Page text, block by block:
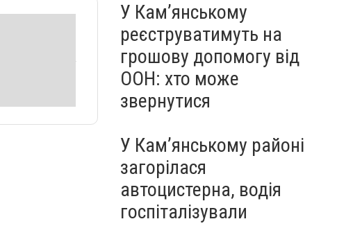
У Кам’янському
реєструватимуть на
грошову допомогу від
ООН: хто може
звернутися
У Кам’янському районі
загорілася
автоцистерна, водія
госпіталізували